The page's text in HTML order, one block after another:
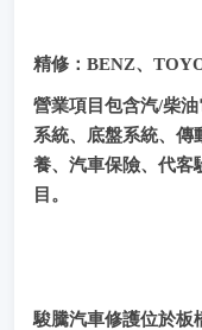
精修：BENZ、
營業項目包含汽/柴
系統、底盤系統、傳
養、汽車保險、代客
目。
駿騰汽車修護位於板